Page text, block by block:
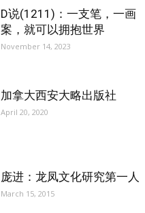
D说(1211)：一支笔，一画
案，就可以拥抱世界
November 14, 2023
加拿大西安大略出版社
April 20, 2020
庞进：龙凤文化研究第一人
March 15, 2015